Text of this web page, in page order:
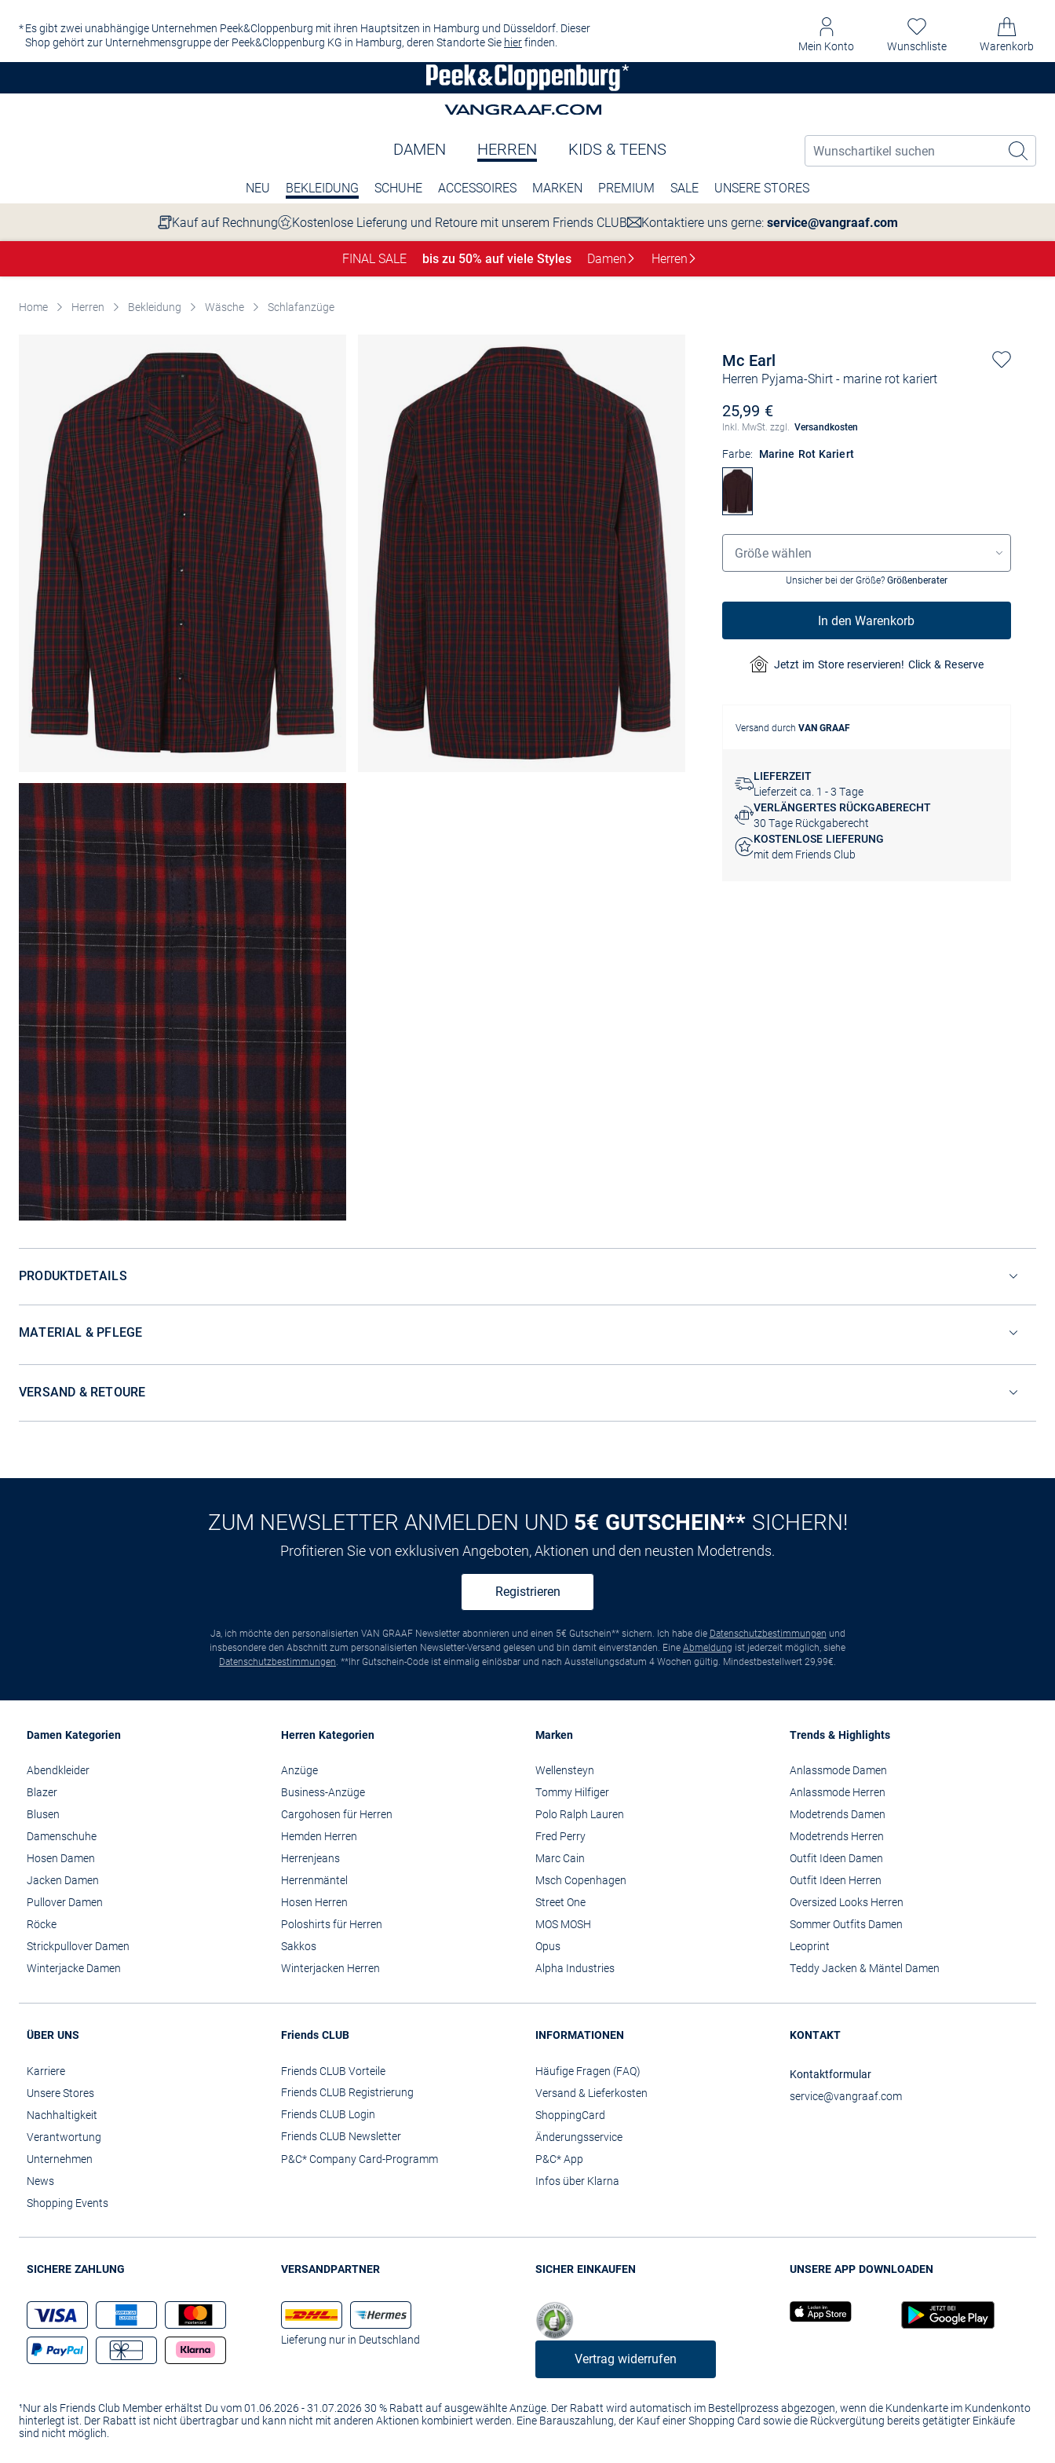
Es gibt zwei unabhängige Unternehmen Peek&Cloppenburg mit ihren Hauptsitzen in Hamburg und Düsseldorf. Dieser
Shop gehört zur Unternehmensgruppe der Peek&Cloppenburg KG in Hamburg, deren Standorte Sie hierfinden. Mein Konto Wunschliste Warenkorb
DAMEN HERREN KIDS & TEENS
NEU BEKLEIDUNG SCHUHE ACCESSOIRES MARKEN PREMIUM SALE UNSERE STORES
Kauf auf Rechnung Kostenlose Lieferung und Retoure mit unserem Friends CLUB Kontaktiere uns gerne: service@vangraaf.com
FINAL SALE bis zu 50% auf viele Styles Damen Herren
Home Herren Bekleidung Wäsche Schlafanzüge
Mc Earl
Herren Pyjama-Shirt- marine rot kariert
25,99 €
Inkl. MwSt. zzgl. Versandkosten
Farbe: Marine Rot Kariert
Grössenauswahl
Größe wählen
Unsicher bei der Größe? Größenberater
In den Warenkorb
Jetzt im Store reservieren! Click & Reserve
Versand durch VAN GRAAF
LIEFERZEIT
Lieferzeit ca. 1 - 3 Tage
VERLÄNGERTES RÜCKGABERECHT
30 Tage Rückgaberecht
KOSTENLOSE LIEFERUNG
mit dem Friends Club
PRODUKTDETAILS
MATERIAL & PFLEGE
VERSAND & RETOURE
ZUM NEWSLETTER ANMELDEN UND 5€ GUTSCHEIN** SICHERN!
Profitieren Sie von exklusiven Angeboten, Aktionen und den neusten Modetrends.
Registrieren
Ja, ich möchte den personalisierten VAN GRAAF Newsletter abonnieren und einen 5€ Gutschein** sichern. Ich habe die Datenschutzbestimmungen und
insbesondere den Abschnitt zum personalisierten Newsletter-Versand gelesen und bin damit einverstanden. Eine Abmeldung ist jederzeit möglich, siehe
Datenschutzbestimmungen . **Ihr Gutschein-Code ist einmalig einlösbar und nach Ausstellungsdatum 4 Wochen gültig. Mindestbestellwert 29,99€.
Damen Kategorien
Abendkleider
Blazer
Blusen
Damenschuhe
Hosen Damen
Jacken Damen
Pullover Damen
Röcke
Strickpullover Damen
Winterjacke Damen
Herren Kategorien
Anzüge
Business-Anzüge
Cargohosen für Herren
Hemden Herren
Herrenjeans
Herrenmäntel
Hosen Herren
Poloshirts für Herren
Sakkos
Winterjacken Herren
Marken
Wellensteyn
Tommy Hilfiger
Polo Ralph Lauren
Fred Perry
Marc Cain
Msch Copenhagen
Street One
MOS MOSH
Opus
Alpha Industries
Trends & Highlights
Anlassmode Damen
Anlassmode Herren
Modetrends Damen
Modetrends Herren
Outfit Ideen Damen
Outfit Ideen Herren
Oversized Looks Herren
Sommer Outfits Damen
Leoprint
Teddy Jacken & Mäntel Damen
ÜBER UNS
Karriere
Unsere Stores
Nachhaltigkeit
Verantwortung
Unternehmen
News
Shopping Events
Friends CLUB
Friends CLUB Vorteile
Friends CLUB Registrierung
Friends CLUB Login
Friends CLUB Newsletter
P&C* Company Card-Programm
INFORMATIONEN
Häufige Fragen (FAQ)
Versand & Lieferkosten
ShoppingCard
Änderungsservice
P&C* App
Infos über Klarna
KONTAKT
Kontaktformular
service@vangraaf.com
SICHERE ZAHLUNG VERSANDPARTNER
Lieferung nur in Deutschland
SICHER EINKAUFEN
Vertrag widerrufen
UNSERE APP DOWNLOADEN
¹Nur als Friends Club Member erhältst Du vom 01.06.2026 - 31.07.2026 30 % Rabatt auf ausgewählte Anzüge. Der Rabatt wird automatisch im Bestellprozess abgezogen, wenn die Kundenkarte im Kundenkonto
hinterlegt ist. Der Rabatt ist nicht übertragbar und kann nicht mit anderen Aktionen kombiniert werden. Eine Barauszahlung, der Kauf einer Shopping Card sowie die Rückvergütung bereits getätigter Einkäufe
sind nicht möglich.